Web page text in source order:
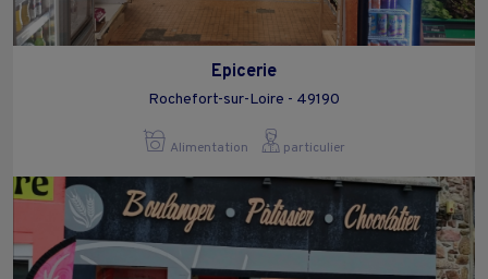
Epicerie
Rochefort-sur-Loire - 49190
Alimentation particulier